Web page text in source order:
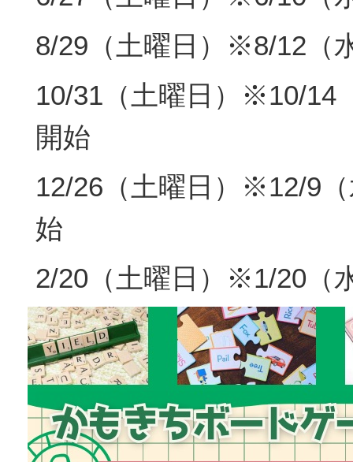
8/29（土曜日）※8/12（
10/31（土曜日）※10/14
開始
12/26（土曜日）※12/9
始
2/20（土曜日）※1/20（